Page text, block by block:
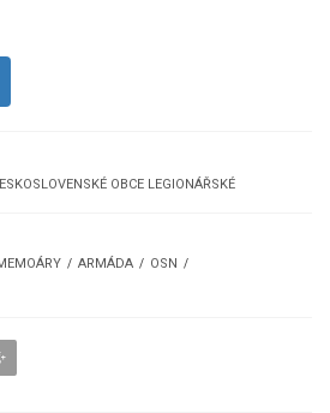
OBCE LEGIONÁŘSKÉ
ARMÁDA
OSN